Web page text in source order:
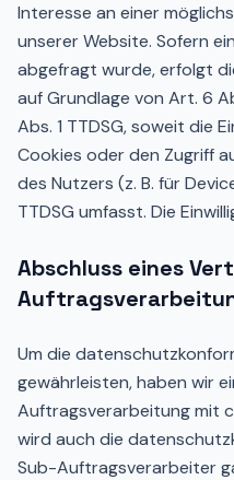
Interesse an einer
unserer Website. Sofern
abgefragt wurde, erfolgt
auf Grundlage von Art. 6
Abs. 1 TTDSG, soweit die
Cookies oder den Zugriff
des Nutzers (z. B. für
TTDSG umfasst. Die
Abschluss eines
Um die
gewährleisten, haben wir
Auftragsverarbeitung mit
wird auch die
Sub-Auftragsverarbeiter